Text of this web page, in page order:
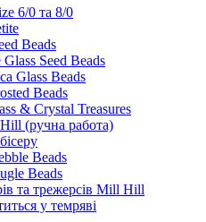
6/0 та 8/0
Beads
Seed Beads
Glass Beads
Beads
& Crystal Treasures
(ручна работа)
Beads
Beads
та трежерсів Mill Hill
у темряві